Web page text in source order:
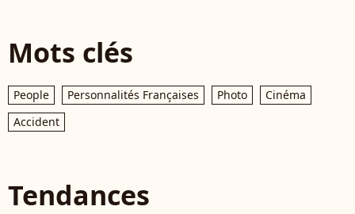
Mots clés
People Personnalités Françaises Photo
Cinéma
Accident
Tendances